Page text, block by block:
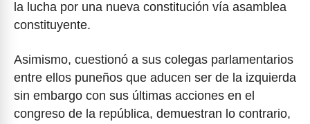
la lucha por una nueva constitución vía asamblea
constituyente.
Asimismo, cuestionó a sus colegas parlamentarios
entre ellos puneños que aducen ser de la izquierda
sin embargo con sus últimas acciones en el
congreso de la república, demuestran lo contrario,